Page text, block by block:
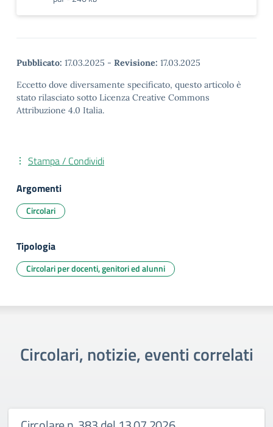
Pubblicato: 17.03.2025 - Revisione: 17.03.2025
Eccetto dove diversamente specificato, questo articolo è
stato rilasciato sotto Licenza Creative Commons
Attribuzione 4.0 Italia.
Stampa / Condividi
Argomenti
Circolari
Tipologia
Circolari per docenti, genitori ed alunni
Circolari, notizie, eventi correlati